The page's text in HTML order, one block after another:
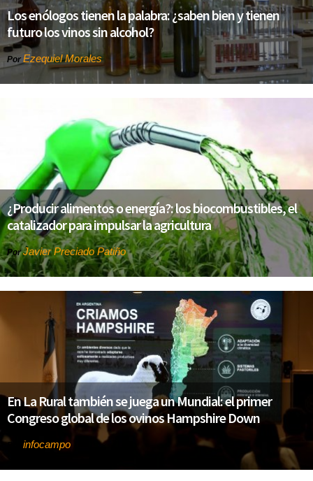
Los enólogos tienen la palabra: ¿saben bien y tienen
futuro los vinos sin alcohol?
Por Ezequiel Morales
¿Producir alimentos o energía?: los biocombustibles, el
catalizador para impulsar la agricultura
PorJavier Preciado Patiño
En La Rural también se juega un Mundial: el primer
Congreso global de los ovinos Hampshire Down
Por infocampo